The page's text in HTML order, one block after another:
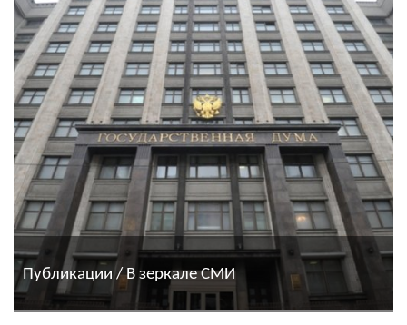
Публикации / В зеркале СМИ